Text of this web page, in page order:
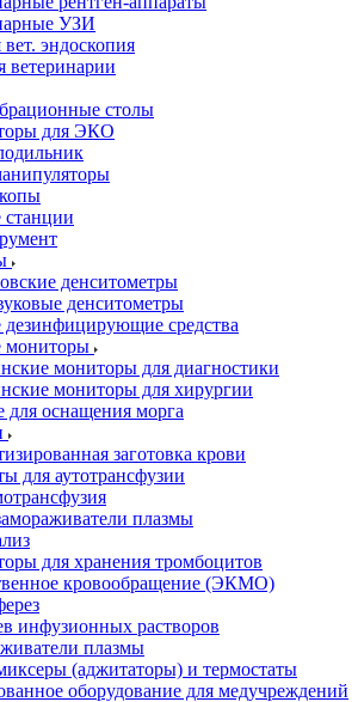
УЗИ
эндоскопия
столы
для ЭКО
станции
денситометры
денситометры
средства
мониторы
мониторы для диагностики
мониторы для хирургии
для оснащения морга
заготовка крови
для аутотрансфузии
плазмы
для хранения тромбоцитов
кровообращение (ЭКМО)
инфузионных растворов
плазмы
(аджитаторы) и термостаты
оборудование для медучреждений